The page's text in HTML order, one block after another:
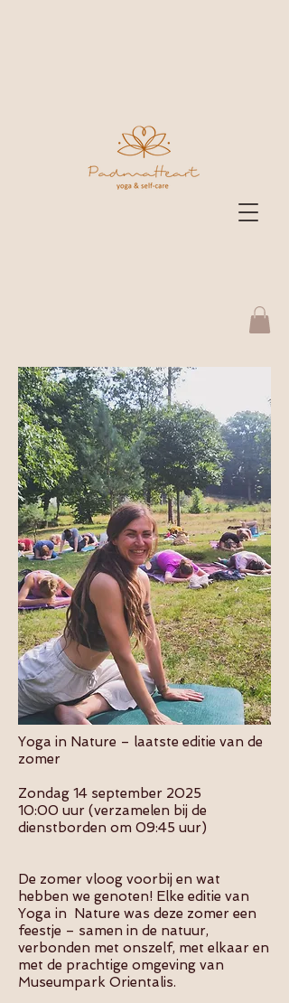
Yoga in Nature – laatste editie van de
zomer
Zondag 14 september 2025
10:00 uur (verzamelen bij de
dienstborden om 09:45 uur)
De zomer vloog voorbij en wat
hebben we genoten! Elke editie van
Yoga in Nature was deze zomer een
feestje – samen in de natuur,
verbonden met onszelf, met elkaar en
met de prachtige omgeving van
Museumpark Orientalis.